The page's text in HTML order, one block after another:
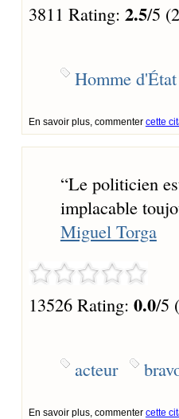
3811 Rating: 2.5/5
Homme d'État
En savoir plus, commenter cette
“Le politicien
implacable
Miguel Torga
13526 Rating: 0.0/5
acteur
En savoir plus, commenter cette